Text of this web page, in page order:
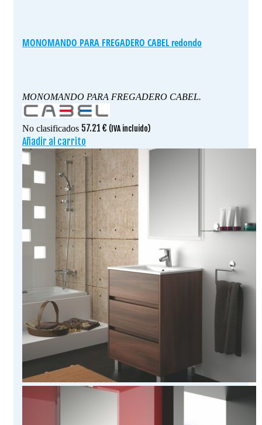
MONOMANDO PARA FREGADERO CABEL redondo
MONOMANDO PARA FREGADERO CABEL.
No clasificados 57.21 € (IVA incluido)
Añadir al carrito